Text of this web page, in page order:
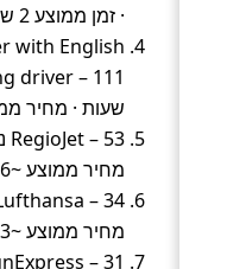
· זמן ממוצע 2 שעות
with English
שעות · מחיר ממוצע
מחיר ממוצע ~46 ₪
מחיר ממוצע ~833 ₪